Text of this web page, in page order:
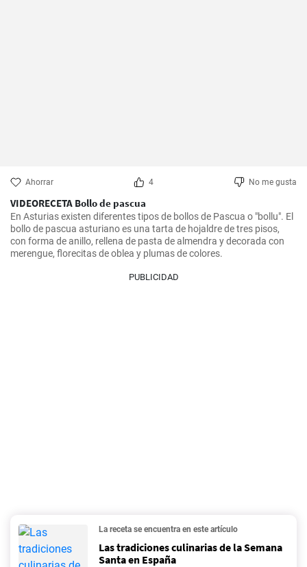
Ahorrar 4 No me gusta
VIDEORECETA Bollo de pascua
En Asturias existen diferentes tipos de bollos de Pascua o "bollu". El
bollo de pascua asturiano es una tarta de hojaldre de tres pisos,
con forma de anillo, rellena de pasta de almendra y decorada con
merengue, florecitas de oblea y plumas de colores.
PUBLICIDAD
La receta se encuentra en este artículo
Las tradiciones culinarias de la Semana
Santa en España